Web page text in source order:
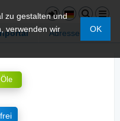
Adressen
zu gestalten und
verwenden wir
OK